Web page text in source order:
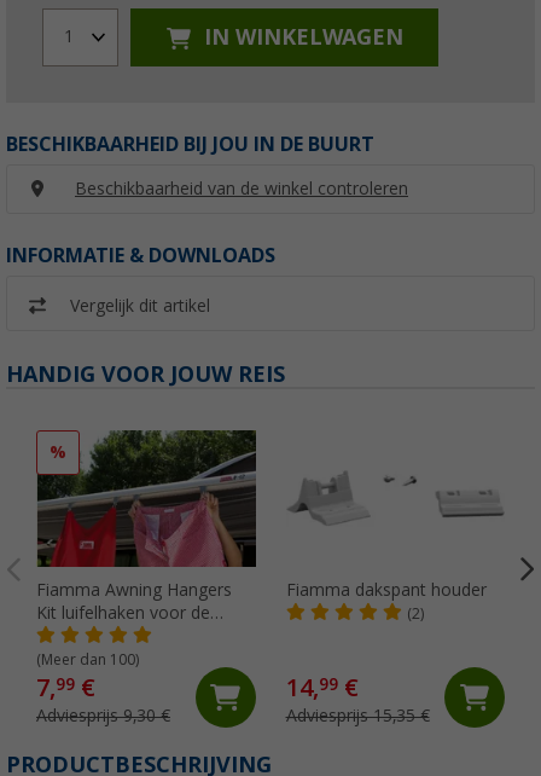
1 IN WINKELWAGEN
BESCHIKBAARHEID BIJ JOU IN DE BUURT
Beschikbaarheid van de winkel controleren
INFORMATIE & DOWNLOADS
Vergelijk dit artikel
HANDIG VOOR JOUW REIS
%
Fiamma Awning Hangers
Kit luifelhaken voor de
peesgeleider
(Meer dan 100)
7,99 €
Adviesprijs 9,30 €
Fiamma dakspant houder
(2)
14,99€
Adviesprijs 15,35 €
PRODUCTBESCHRIJVING